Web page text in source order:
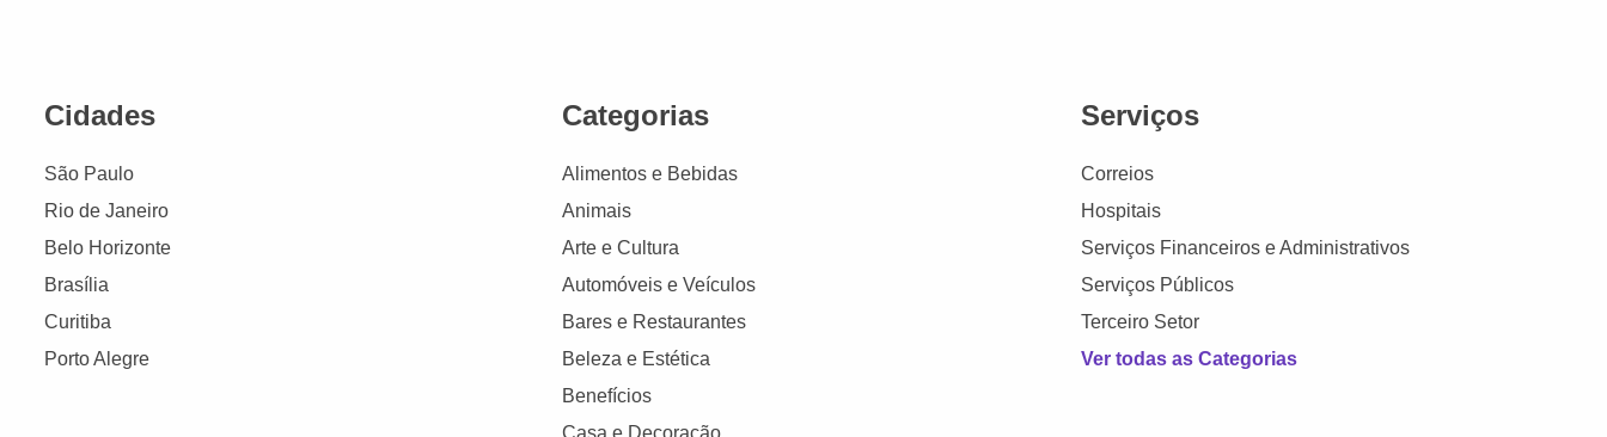
Cidades
São Paulo
Rio de Janeiro
Belo Horizonte
Brasília
Curitiba
Porto Alegre
Categorias
Alimentos e Bebidas
Animais
Arte e Cultura
Automóveis e Veículos
Bares e Restaurantes
Beleza e Estética
Benefícios
Serviços
Correios
Hospitais
Serviços Financeiros e Administrativos
Serviços Públicos
Terceiro Setor
Ver todas as Categorias